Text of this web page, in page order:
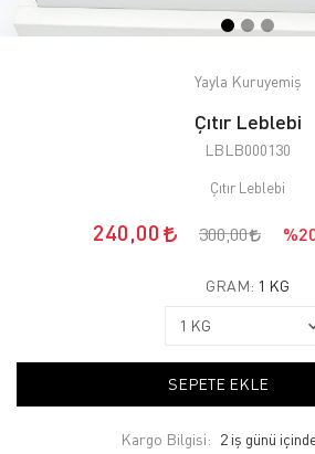
Yayla Kuruyemiş
Çıtır Leblebi
LBLB000130
Çıtır Leblebi
240,00 300,00
GRAM: 1 KG
SEPETE EKLE
Kargo Bilgisi: 2 iş günü